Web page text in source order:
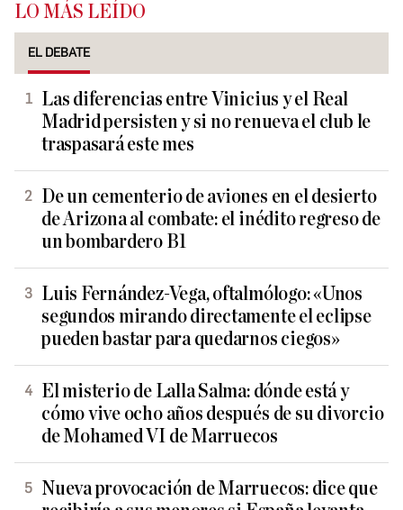
LO MÁS LEÍDO
EL DEBATE
Las diferencias entre Vinicius y el Real
Madrid persisten y si no renueva el club le
traspasará este mes
De un cementerio de aviones en el desierto
de Arizona al combate: el inédito regreso de
un bombardero B1
Luis Fernández-Vega, oftalmólogo: «Unos
segundos mirando directamente el eclipse
pueden bastar para quedarnos ciegos»
El misterio de Lalla Salma: dónde está y
cómo vive ocho años después de su divorcio
de Mohamed VI de Marruecos
Nueva provocación de Marruecos: dice que